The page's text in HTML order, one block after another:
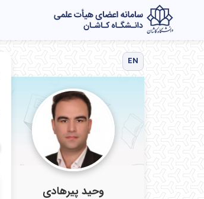
EN
وحید پیرهادی